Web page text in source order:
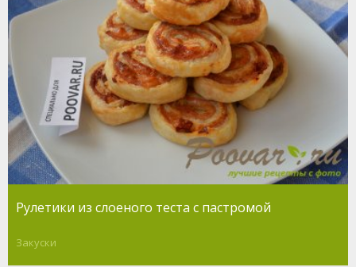
Рулетики из слоеного теста с пастромой
Закуски